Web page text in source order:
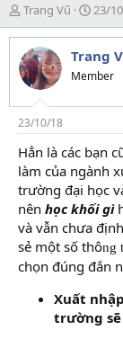
T
h
r
e
a
d
s
t
a
r
t
e
r
Trang Vũ
N
g
à
y
g
i
23/
Trang
Member
23/10/18
Hẳn là các bạn
làm của ngành
trường đại học
nên học khối gì
và vẫn chưa
sẻ một số thông
chọn đúng đắn
Xuất
trường